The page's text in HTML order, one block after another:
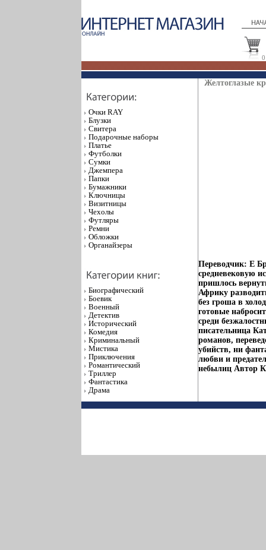
0
Очки RAY
Блузки
Свитера
Подарочные наборы
Платье
Футболки
Сумки
Джемпера
Папки
Бумажники
Ключницы
Визитницы
Чехолы
Футляры
Ремни
Обложки
Органайзеры
Биографический
Боевик
Военный
Детектив
Исторический
Комедия
Криминальный
Мистика
Приключения
Романтический
Триллер
Фантастика
Драма
Желтоглазые
Переводчик: Е
средневековую
пришлось
Африку
без гроша в
готовые
среди
писательница
романов,
убийств, ни
любви и
небылиц Автор